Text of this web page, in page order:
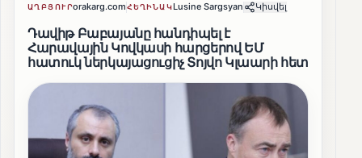
ԱՂԲՅՈՒՐorakarg.comՀԵՂԻՆԱԿLusine Sargsyan Կիսվել
Դավիթ Բաբայանը հանդիպել է
Հարավային Կովկասի հարցերով ԵՄ
հատուկ ներկայացուցիչ Տոյվո Կլաարի հետ